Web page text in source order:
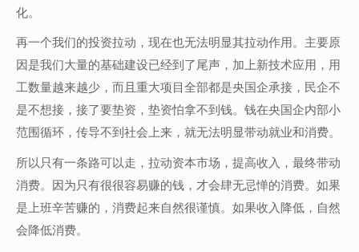
化。
再一个我们的投资拉动，现在也无法明显其拉动作用。主要原
因是我们大量的基础建设已经到了尾声，加上新技术应用，用
工数量越来越少，而且重大项目全部都是央国企承接，民企不
是不想接，接了要垫资，垫资怕拿不到钱。钱在央国企内部小
范围循环，传导不到社会上来，就无法明显带动就业和消费。
所以只有一条路可以走，拉动资本市场，提高收入，最终带动
消费。因为只有很很容易赚的钱，才会肆无忌惮的消费。如果
是上班辛苦赚的，消费起来自然很谨慎。如果收入降低，自然
会降低消费。